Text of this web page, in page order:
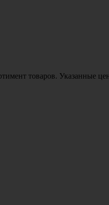
товаров. Указанные